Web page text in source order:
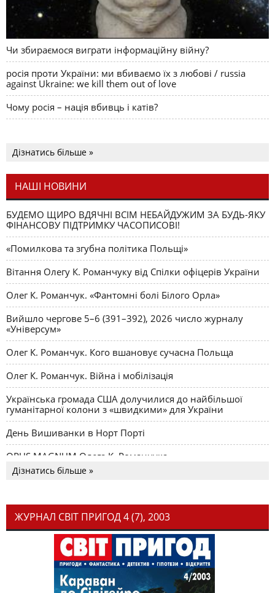
Чи збираємося виграти інформаційну війну?
росія проти України: ми вбиваємо їх з любові / russia
against Ukraine: we kill them out of love
Чому росія – нація вбивць і катів?
Дізнатись більше »
НАШІ НОВИНИ
БУДЕМО ЩИРО ВДЯЧНІ ВСІМ НЕБАЙДУЖИМ ЗА БУДЬ-ЯКУ
ФІНАНСОВУ ПІДТРИМКУ ЧАСОПИСОВІ!
«Помилкова та згубна політика Польщі»
Вітання Олегу К. Романчуку від Спілки офіцерів України
Олег К. Романчук. «Фантомні болі Білого Орла»
Вийшло чергове 5–6 (391–392), 2026 число журналу
«Універсум»
Олег К. Романчук. Кого вшановує сучасна Польща
Олег К. Романчук. Війна і мобілізація
Українська громада США долучилися до найбільшої
гуманітарної колони з «швидкими» для України
День Вишиванки в Норт Порті
OPUS MAGNUM Олега К. Романчука
Дізнатись більше »
ЖУРНАЛ СВІТ ПРИГОД 4 (7), 2003